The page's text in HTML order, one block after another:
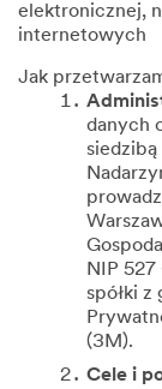
elektronicznej,
internetowych
Jak
danych
siedzibą
NIP
spółki z
(3M).
Cele i